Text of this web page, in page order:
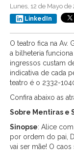
Lunes, 12 de Mayo de
LinkedIn
O teatro fica na Av.
a bilheteria
ingressos custam
indicativa de cada
teatro é o 2332-
Confira abaixo as
Sobre Mentiras e
Sinopse: Alice
por ordem do pai,
vai ser mãe! O caos